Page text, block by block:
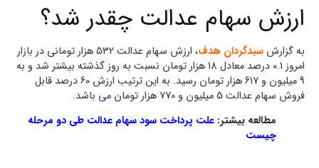
ارزش سهام عدالت چقدر شد؟
به گزارش سبدگردان هدف
، ارزش سهام عدالت 532 هزار تومانی در بازار
امروز 0.1 درصد معادل 18 هزار تومان نسبت به روز گذشته بیشتر شد و به
9 میلیون و 617 هزار تومان رسید. به این ترتیب ارزش 60 درصد قابل
فروش سهام عدالت 5 میلیون و 770 هزار تومان می باشد.
مطالعه بیشتر: علت پرداخت سود سهام عدالت طی دو مرحله
چیست